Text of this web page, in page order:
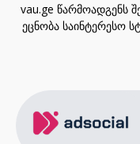
vau.ge წარმოადგენს
ეცნობა საინტერესო